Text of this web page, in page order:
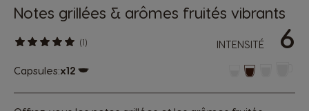
Notes grillées & arômes fruités vibrants
INTENSITÉ 6
(1)
Capsules:x12